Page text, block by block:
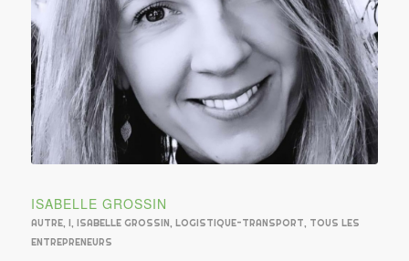
ISABELLE GROSSIN
AUTRE, I, ISABELLE GROSSIN, LOGISTIQUE-TRANSPORT, TOUS LES
ENTREPRENEURS